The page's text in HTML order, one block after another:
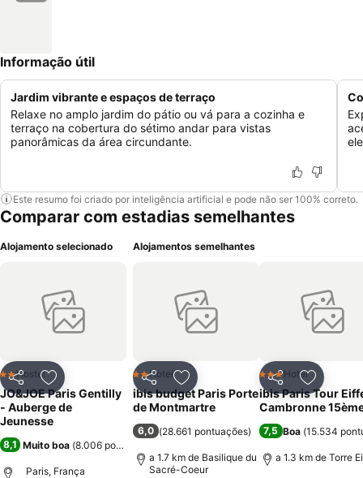
Informação útil
Jardim vibrante e espaços de terraço
Relaxe no amplo jardim do pátio ou vá para a cozinha e
terraço na cobertura do sétimo andar para vistas
panorâmicas da área circundante.
Este resumo foi criado por inteligência artificial e pode não ser 100% correto.
Comparar com estadias semelhantes
Alojamento selecionado
PartilharAdicionar aos favoritos
2 Estrelas
Hostel
JO&JOE Paris Gentilly
- Auberge de
Jeunesse
8,1 Muito boa (8.006 pontuações
Paris, França
Alojamentos semelhantes
PartilharAdicionar aos favoritos
2 Estrelas
Hotel
ibis budget Paris Porte
de Montmartre
6,0 (28.661 pontuações)
a 1.7 km de Basilique du
Sacré-Coeur
Partilhar
3 Estrelas
Hotel
ibis Paris Tour
Cambronne
7,5 Boa (15.534
a 1.3 km de Torre